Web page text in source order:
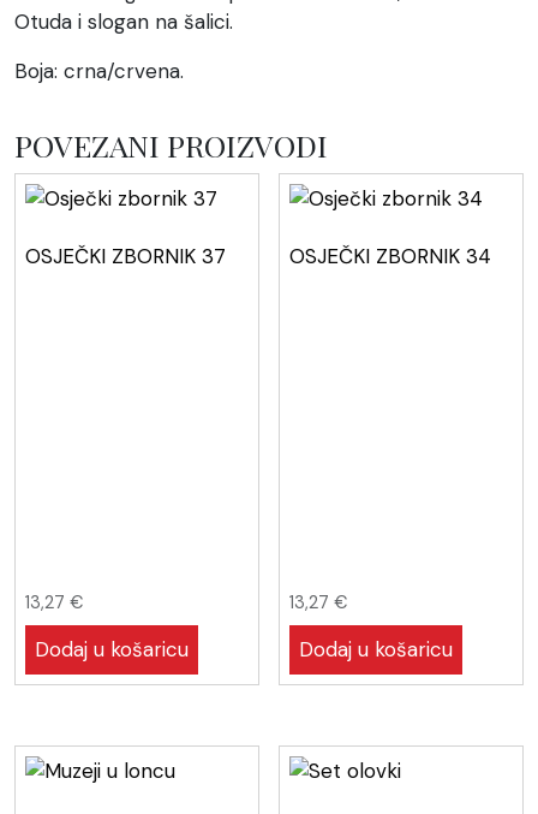
Otuda i slogan na šalici.
Boja: crna/crvena.
POVEZANI PROIZVODI
OSJEČKI ZBORNIK 37
13,27 €
Dodaj u košaricu
OSJEČKI ZBORNIK 34
13,27€
Dodaj u košaricu